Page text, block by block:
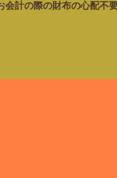
会計の際の財布の心配不